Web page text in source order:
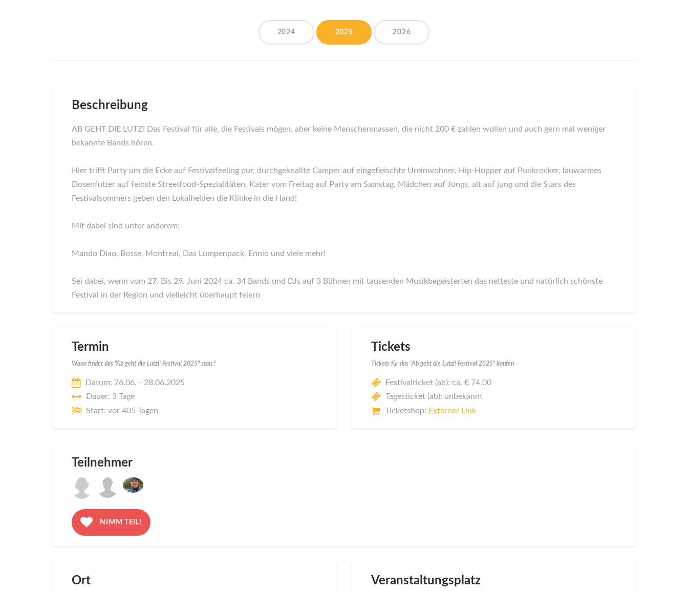
2024 2025 2026
Beschreibung
AB GEHT DIE LUTZI Das Festival für alle, die Festivals mögen, aber keine Menschenmassen, die nicht 200 € zahlen wollen und auch gern mal weniger
bekannte Bands hören.
Hier trifft Party um die Ecke auf Festivalfeeling pur, durchgeknallte Camper auf eingefleischte Ureinwohner, Hip-Hopper auf Punkrocker, lauwarmes
Dosenfutter auf feinste Streetfood-Spezialitäten, Kater vom Freitag auf Party am Samstag, Mädchen auf Jungs, alt auf jung und die Stars des
Festivalsommers geben den Lokalhelden die Klinke in die Hand!
Mit dabei sind unter anderem:
Mando Diao, Bosse, Montreal, Das Lumpenpack, Ennio und viele mehr!
Sei dabei, wenn vom 27. Bis 29. Juni 2024 ca. 34 Bands und DJs auf 3 Bühnen mit tausenden Musikbegeisterten das netteste und natürlich schönste
Festival in der Region und vielleicht überhaupt feiern
Termin
Wann findet das "Ab geht die Lutzi! Festival 2025" statt?
Datum: 26.06. - 28.06.2025
Dauer: 3 Tage
Start: vor 405 Tagen
Tickets
Tickets für das "Ab geht die Lutzi! Festival 2025" kaufen
Festivalticket (ab): ca. € 74,00
Tagesticket (ab): unbekannt
Ticketshop: Externer Link
Teilnehmer
NIMM TEIL!
Ort Veranstaltungsplatz